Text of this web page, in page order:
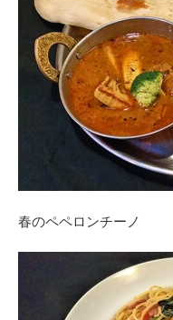
春のペペロンチーノ